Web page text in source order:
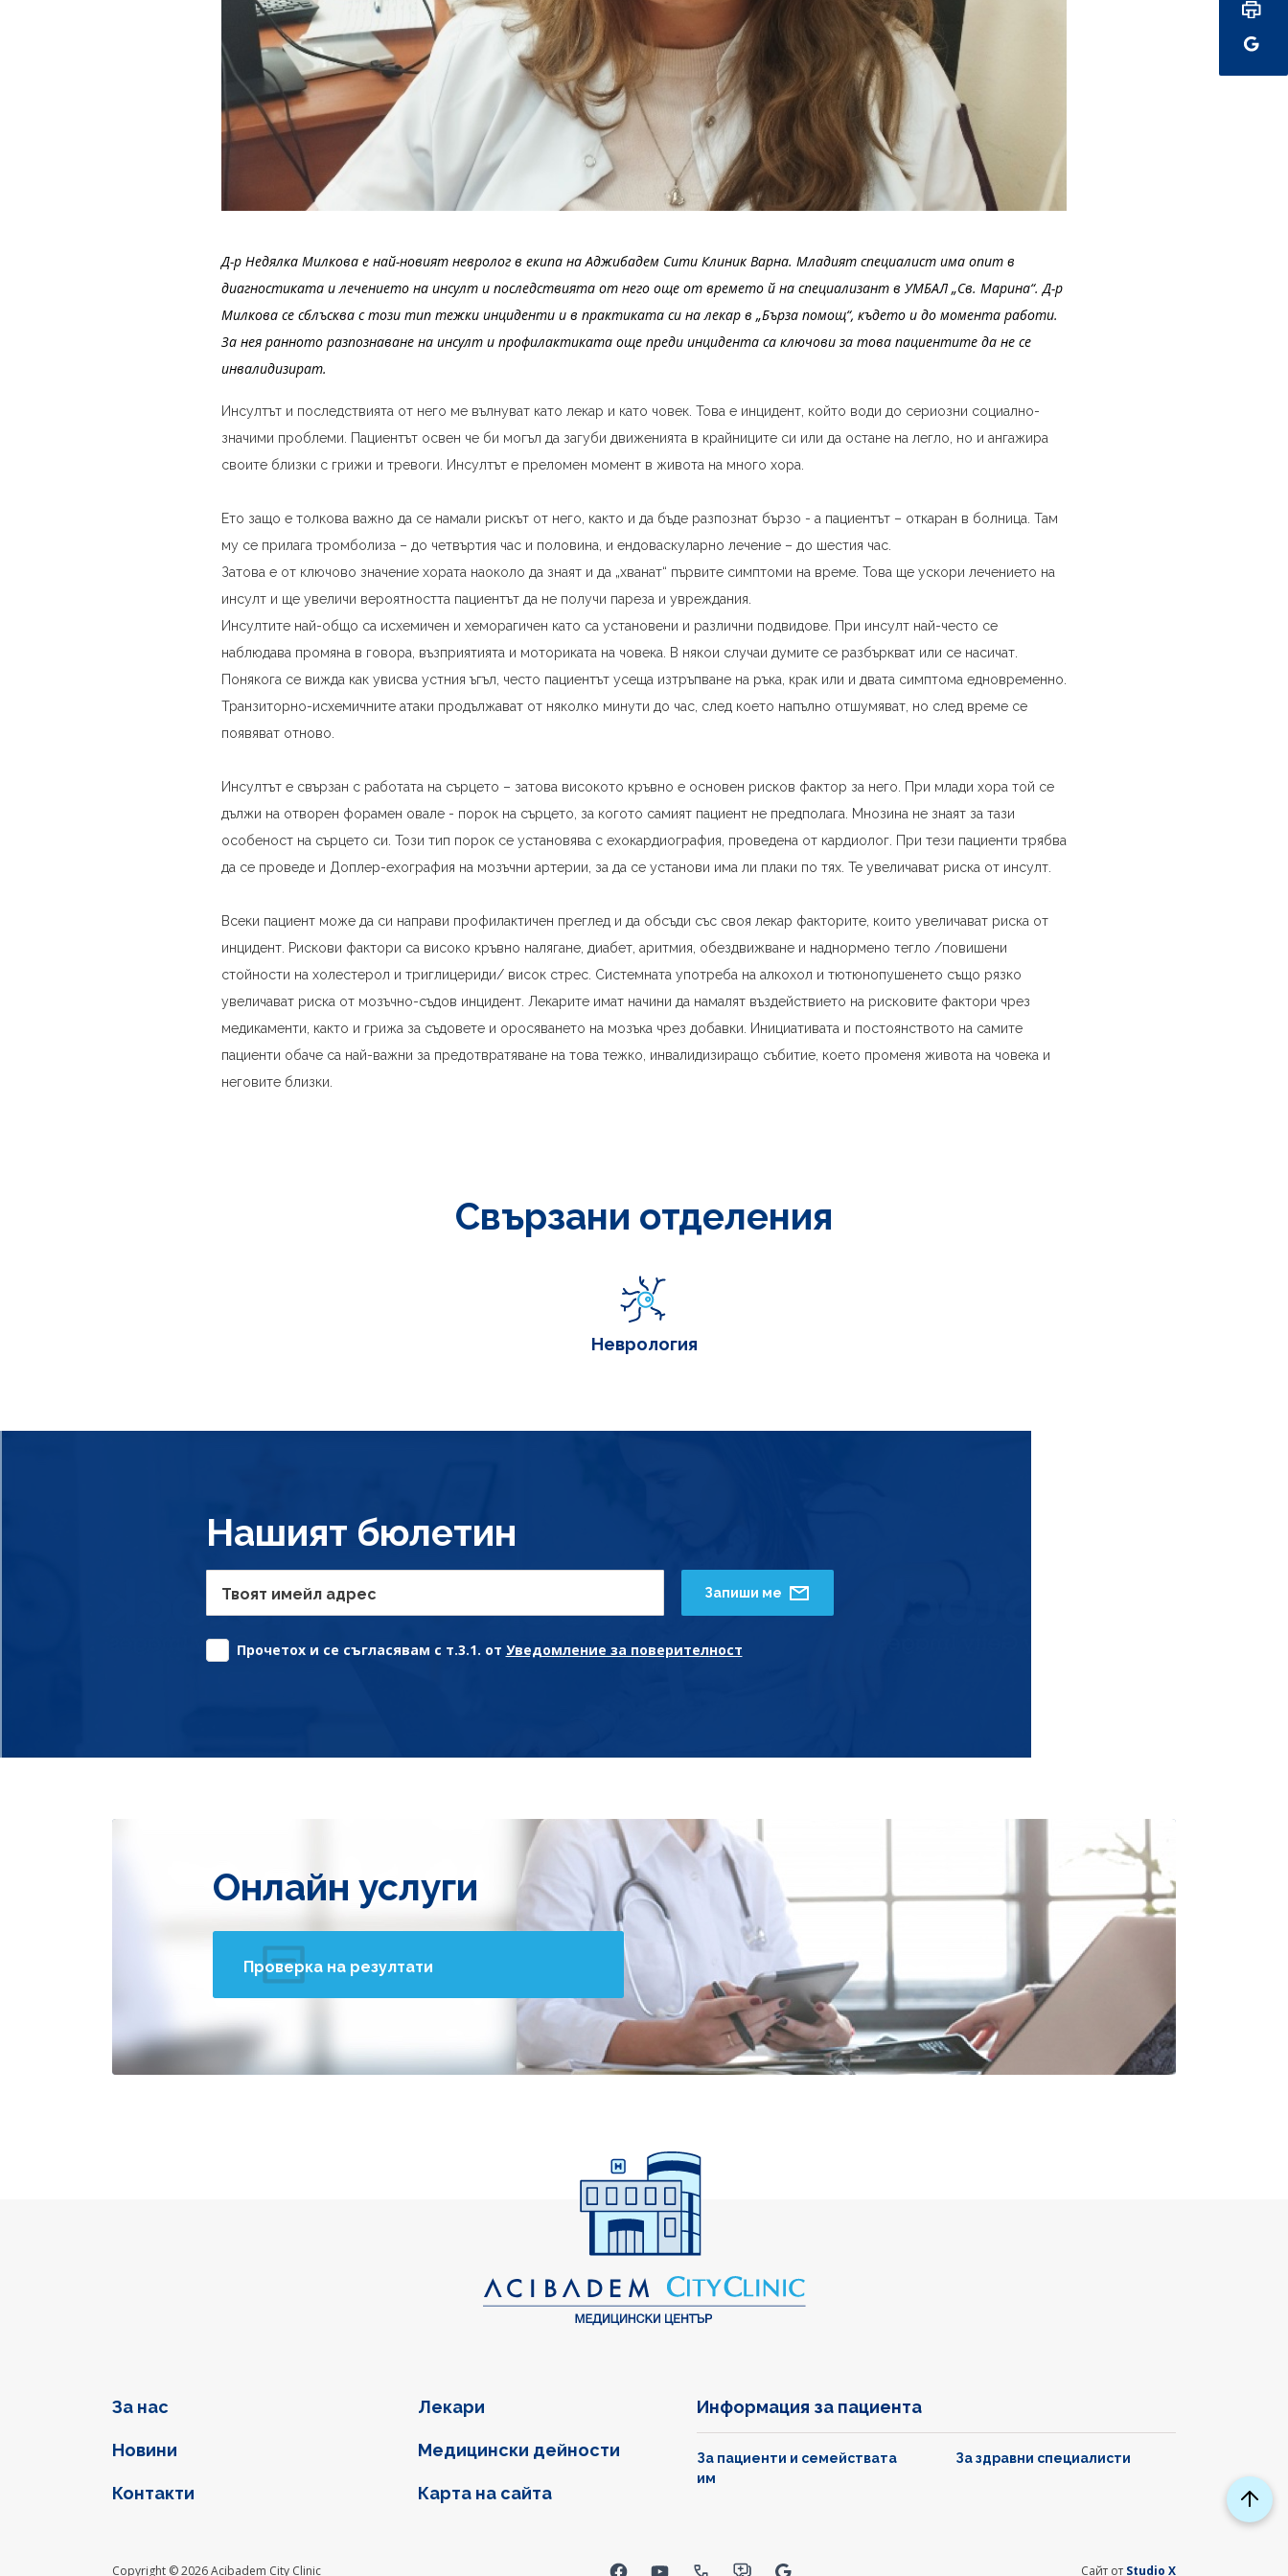
Д-р Недялка Милкова е най-новият невролог в екипа на Аджибадем Сити Клиник Варна. Младият специалист има опит в
диагностиката и лечението на инсулт и последствията от него още от времето й на специализант в УМБАЛ „Св. Марина“. Д-р
Милкова се сблъсква с този тип тежки инциденти и в практиката си на лекар в „Бърза помощ“, където и до момента работи.
За нея ранното разпознаване на инсулт и профилактиката още преди инцидента са ключови за това пациентите да не се
инвалидизират.
Инсултът и последствията от него ме вълнуват като лекар и като човек. Това е инцидент, който води до сериозни социално-
значими проблеми. Пациентът освен че би могъл да загуби движенията в крайниците си или да остане на легло, но и ангажира
своите близки с грижи и тревоги. Инсултът е преломен момент в живота на много хора.
Ето защо е толкова важно да се намали рискът от него, както и да бъде разпознат бързо - а пациентът – откаран в болница. Там
му се прилага тромболиза – до четвъртия час и половина, и ендоваскуларно лечение – до шестия час.
Затова е от ключово значение хората наоколо да знаят и да „хванат“ първите симптоми на време. Това ще ускори лечението на
инсулт и ще увеличи вероятността пациентът да не получи пареза и увреждания.
Инсултите най-общо са исхемичен и хеморагичен като са установени и различни подвидове. При инсулт най-често се
наблюдава промяна в говора, възприятията и моториката на човека. В някои случаи думите се разбъркват или се насичат.
Понякога се вижда как увисва устния ъгъл, често пациентът усеща изтръпване на ръка, крак или и двата симптома едновременно.
Транзиторно-исхемичните атаки продължават от няколко минути до час, след което напълно отшумяват, но след време се
появяват отново.
Инсултът е свързан с работата на сърцето – затова високото кръвно е основен рисков фактор за него. При млади хора той се
дължи на отворен форамен овале - порок на сърцето, за когото самият пациент не предполага. Мнозина не знаят за тази
особеност на сърцето си. Този тип порок се установява с ехокардиография, проведена от кардиолог. При тези пациенти трябва
да се проведе и Доплер-ехография на мозъчни артерии, за да се установи има ли плаки по тях. Те увеличават риска от инсулт.
Всеки пациент може да си направи профилактичен преглед и да обсъди със своя лекар факторите, които увеличават риска от
инцидент. Рискови фактори са високо кръвно налягане, диабет, аритмия, обездвижване и наднормено тегло /повишени
стойности на холестерол и триглицериди/ висок стрес. Системната употреба на алкохол и тютюнопушенето също рязко
увеличават риска от мозъчно-съдов инцидент. Лекарите имат начини да намалят въздействието на рисковите фактори чрез
медикаменти, както и грижа за съдовете и оросяването на мозъка чрез добавки. Инициативата и постоянството на самите
пациенти обаче са най-важни за предотвратяване на това тежко, инвалидизиращо събитие, което променя живота на човека и
неговите близки.
Свързани отделения
Неврология
Нашият бюлетин
Твоят имейл адрес
Прочетох и се съгласявам с т.3.1. от Уведомление за поверителност
Запиши ме
Онлайн услуги
Проверка на резултати
Фуутер навигация
За нас Лекари
Новини Медицински дейности
Контакти Карта на сайта
Информация за пациента
За пациенти и семействата
им
За здравни специалисти
Copyright © 2026 Acibadem City Clinic Сайт от Studio X